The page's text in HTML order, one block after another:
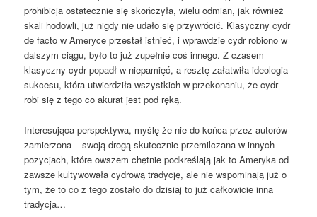
prohibicja ostatecznie się skończyła, wielu odmian, jak również
skali hodowli, już nigdy nie udało się przywrócić. Klasyczny cydr
de facto w Ameryce przestał istnieć, i wprawdzie cydr robiono w
dalszym ciągu, było to już zupełnie coś innego. Z czasem
klasyczny cydr popadł w niepamięć, a resztę załatwiła ideologia
sukcesu, która utwierdziła wszystkich w przekonaniu, że cydr
robi się z tego co akurat jest pod ręką.
Interesująca perspektywa, myślę że nie do końca przez autorów
zamierzona – swoją drogą skutecznie przemilczana w innych
pozycjach, które owszem chętnie podkreślają jak to Ameryka od
zawsze kultywowała cydrową tradycję, ale nie wspominają już o
tym, że to co z tego zostało do dzisiaj to już całkowicie inna
tradycja…